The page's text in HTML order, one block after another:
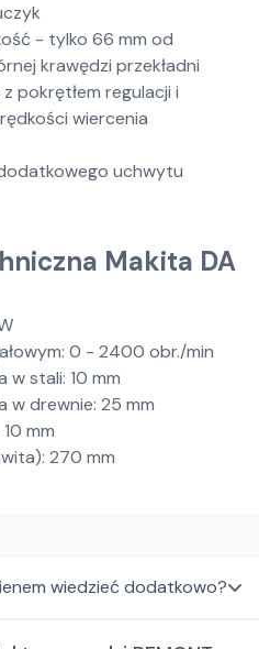
- tylko 66 mm od
krawędzi przekładni
pokrętłem regulacji i
wiercenia
uchwytu
Makita DA
0 - 2400 obr./min
w stali: 10 mm
w drewnie: 25 mm
mm
270 mm
wiedzieć dodatkowo?